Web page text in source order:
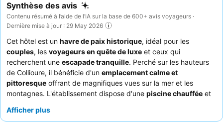
Synthèse des avis
Contenu résumé à l’aide de l’IA sur la base de 600+ avis voyageurs ·
Dernière mise à jour : 29 May 2026
Cet hôtel est un havre de paix historique, idéal pour les
couples, les voyageurs en quête de luxe et ceux qui
recherchent une escapade tranquille. Perché sur les hauteurs
de Collioure, il bénéficie d'un emplacement calme et
pittoresque offrant de magnifiques vues sur la mer et les
montagnes. L'établissement dispose d'une piscine chauffée et
Les clients louent constamment le
Afficher plus